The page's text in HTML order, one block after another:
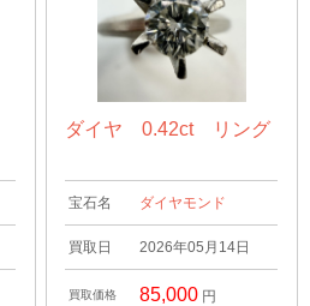
ダイヤ 0.42ct リング
宝石名 ダイヤモンド
買取日 2026年05月14日
買取価格 85,000 円